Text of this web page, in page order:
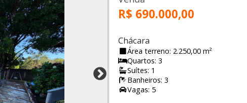
R$ 690.000,00
Chácara
Área terreno: 2.250,00 m²
Quartos: 3
Suítes: 1
Banheiros: 3
Vagas: 5